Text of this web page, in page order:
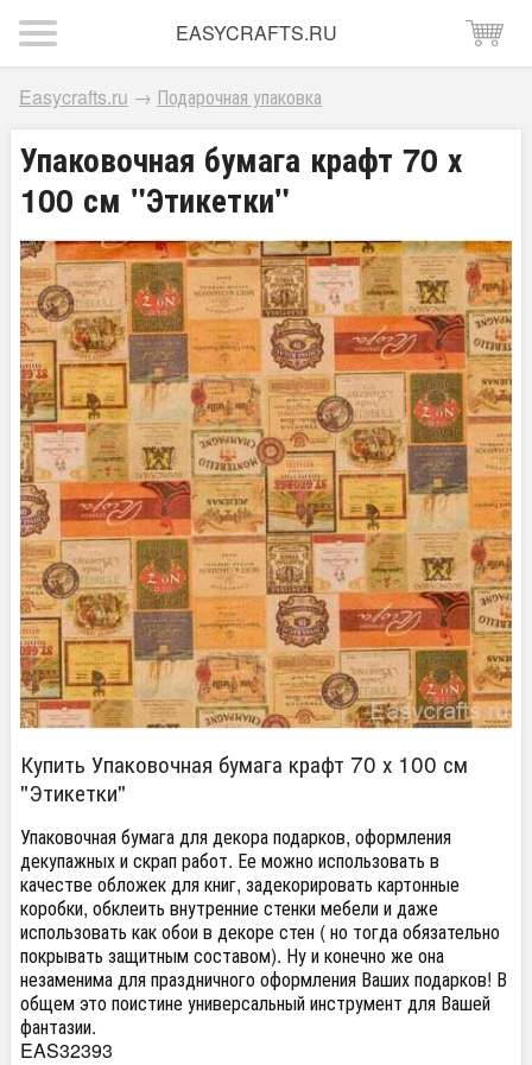
EASYCRAFTS.RU
Easycrafts.ru → Подарочная упаковка
Упаковочная бумага крафт 70 х
100 см "Этикетки"
Купить Упаковочная бумага крафт 70 х 100 см
"Этикетки"
Упаковочная бумага для декора подарков, оформления
декупажных и скрап работ. Ее можно использовать в
качестве обложек для книг, задекорировать картонные
коробки, обклеить внутренние стенки мебели и даже
использовать как обои в декоре стен ( но тогда обязательно
покрывать защитным составом). Ну и конечно же она
незаменима для праздничного оформления Ваших подарков! В
общем это поистине универсальный инструмент для Вашей
фантазии. ​
EAS32393